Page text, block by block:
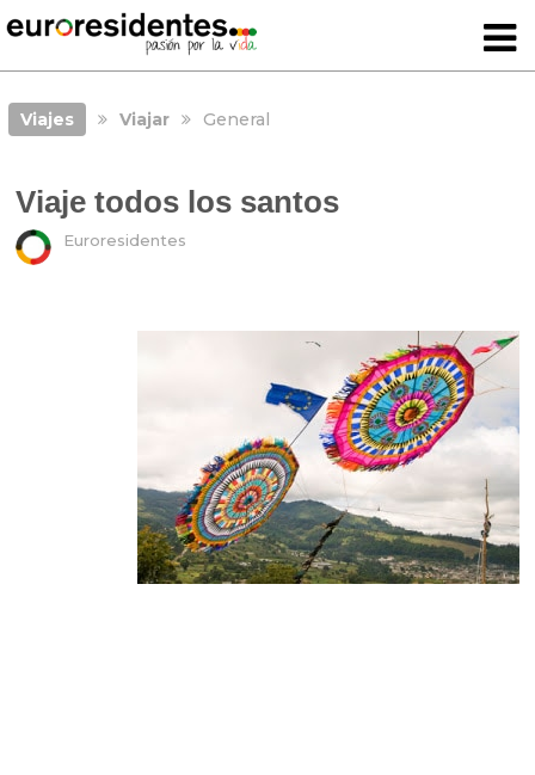
Viajes Viajar General
Viaje todos los santos
Euroresidentes